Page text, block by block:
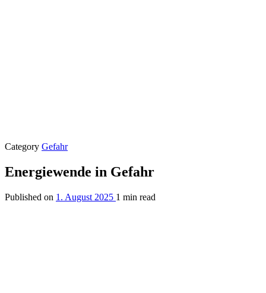
Category Gefahr
Energiewende in Gefahr
Published on 1. August 2025 1 min read